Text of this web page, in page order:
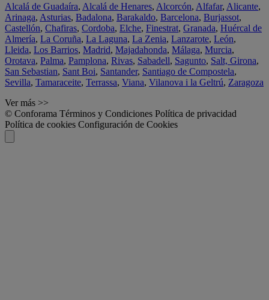
Alcalá de Guadaíra, Alcalá de Henares, Alcorcón, Alfafar, Alicante,
Arinaga, Asturias, Badalona, Barakaldo, Barcelona, Burjassot,
Castellón, Chafiras, Cordoba, Elche, Finestrat, Granada, Huércal de
Almería, La Coruña, La Laguna, La Zenia, Lanzarote, León,
Lleida, Los Barrios, Madrid, Majadahonda, Málaga, Murcia,
Orotava, Palma, Pamplona, Rivas, Sabadell, Sagunto, Salt, Girona,
San Sebastian, Sant Boi, Santander, Santiago de Compostela,
Sevilla, Tamaraceite, Terrassa, Viana, Vilanova i la Geltrú, Zaragoza
Ver más >>
© Conforama Términos y Condiciones Política de privacidad
Política de cookies Configuración de Cookies